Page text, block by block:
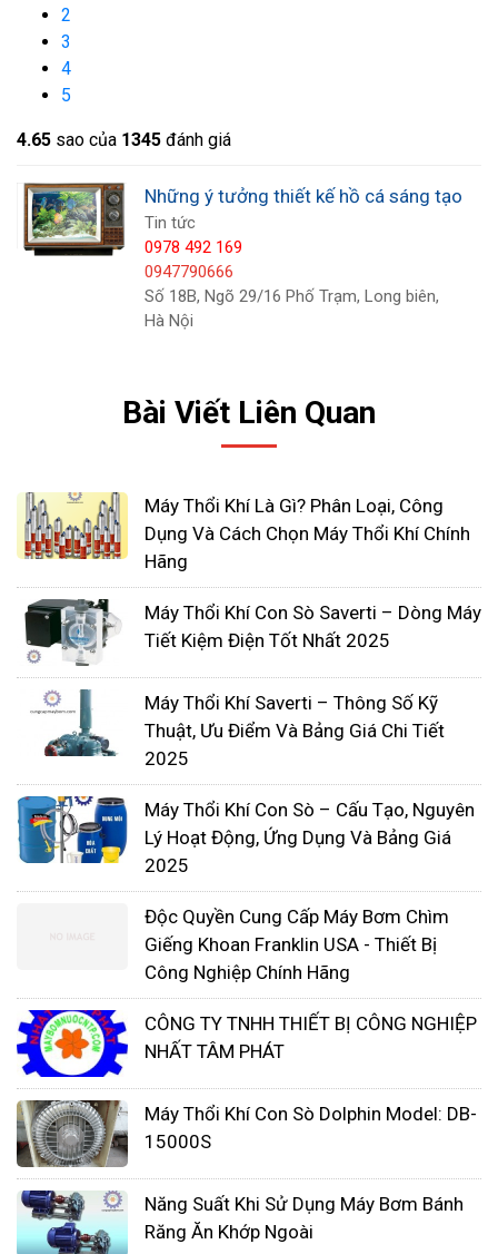
Trong tất cả các thiết kế hồ cá bất thường mà
chúng tôi đã tìm thấy cho bài viết này, đây sẽ phải
là thiết kế điên rồ nhất. Đó là một bể cá đường
ống. Bạn thực sự có thể nhìn thấy cá bơi trong
đường ống. Thiết kế rất sáng tạo. Cá có thể di
chuyển từ bể này sang bể khác và bạn có thể xem
chúng làm điều đó trong khi thư giãn trên ghế của
bạn
Buồng điện thoại thủy cung
2
3
4
5
4.65 sao của 1345 đánh giá
Những ý tưởng thiết kế hồ cá sáng tạo
Tin tức
0978 492 169
0947790666
Số 18B, Ngõ 29/16 Phố Trạm, Long biên,
Hà Nội
Bài Viết Liên Quan
Máy Thổi Khí Là Gì? Phân Loại, Công
Dụng Và Cách Chọn Máy Thổi Khí Chính
Hãng
Máy Thổi Khí Con Sò Saverti – Dòng Máy
Tiết Kiệm Điện Tốt Nhất 2025
Máy Thổi Khí Saverti – Thông Số Kỹ
Thuật, Ưu Điểm Và Bảng Giá Chi Tiết
2025
Máy Thổi Khí Con Sò – Cấu Tạo, Nguyên
Lý Hoạt Động, Ứng Dụng Và Bảng Giá
2025
Độc Quyền Cung Cấp Máy Bơm Chìm
Giếng Khoan Franklin USA - Thiết Bị
Công Nghiệp Chính Hãng
CÔNG TY TNHH THIẾT BỊ CÔNG NGHIỆP
NHẤT TÂM PHÁT
Máy Thổi Khí Con Sò Dolphin Model: DB-
15000S
Năng Suất Khi Sử Dụng Máy Bơm Bánh
Răng Ăn Khớp Ngoài